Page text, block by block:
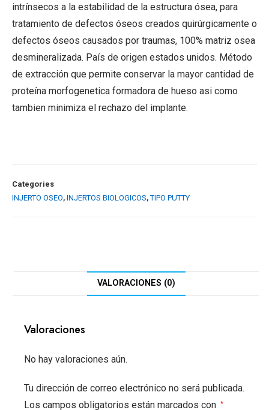
intrínsecos a la estabilidad de la estructura ósea, para
tratamiento de defectos óseos creados quirúrgicamente o
defectos óseos causados por traumas, 100% matriz osea
desmineralizada. País de origen estados unidos. Método
de extracción que permite conservar la mayor cantidad de
proteína morfogenetica formadora de hueso asi como
tambien minimiza el rechazo del implante.
Categories
INJERTO OSEO, INJERTOS BIOLOGICOS,TIPO PUTTY
VALORACIONES (0)
Valoraciones
No hay valoraciones aún.
Tu dirección de correo electrónico no será publicada.
Los campos obligatorios están marcados con
*